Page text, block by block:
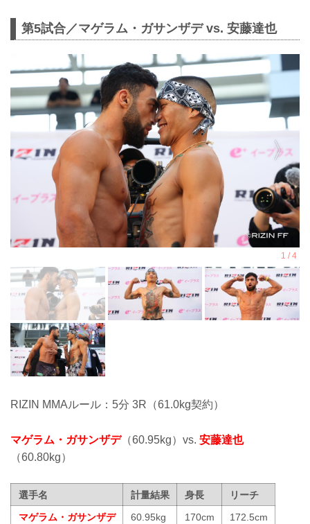
第5試合／マゲラム・ガサンザデ vs. 安藤達也
RIZIN MMAルール：5分 3R（61.0kg契約）
マゲラム・ガサンザデ（60.95kg）vs. 安藤達也
（60.80kg）
選手名 計量結果 身長
リーチ
マゲラム・ガサンザデ
60.95kg 170cm
172.5cm